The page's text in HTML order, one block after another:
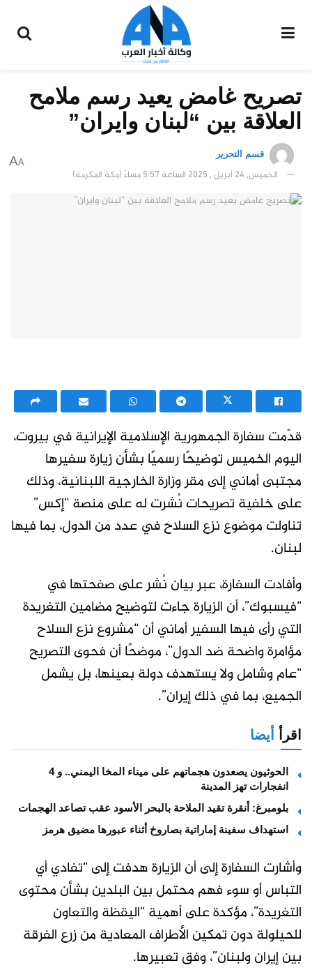
تصريح غامض يعيد رسم ملامح
العلاقة بين “لبنان وايران”
قسم التحرير
الخميس, 24 أبريل , 2025 الساعة 5:57 مساءً (مكة المكرمة)
A
A
قدّمت سفارة الجمهورية الإسلامية الإيرانية في بيروت،
اليوم الخميس توضيحًا رسميًا بشأن زيارة سفيرها
مجتبى أماني إلى مقر وزارة الخارجية اللبنانية، وذلك
على خلفية تصريحات نُشرت له على منصة “إكس”
تناولت موضوع نزع السلاح في عدد من الدول، بما فيها
لبنان.
وأفادت السفارة، عبر بيان نُشر على صفحتها في
“فيسبوك”، أن الزيارة جاءت لتوضيح مضامين التغريدة
التي رأى فيها السفير أماني أن “مشروع نزع السلاح
مؤامرة واضحة ضد الدول”، موضحًا أن فحوى التصريح
“عام وشامل ولا يستهدف دولة بعينها، بل يشمل
الجميع، بما في ذلك إيران”.
اقرأ أيضا
الحوثيون يصعدون هجماتهم على ميناء المخا اليمني.. و 4
انفجارات تهز المدينة
بلومبرغ: أنقرة تقيد الملاحة بالبحر الأسود عقب تصاعد الهجمات
استهداف سفينة إماراتية بصاروخ أثناء عبورها مضيق هرمز
وأشارت السفارة إلى أن الزيارة هدفت إلى “تفادي أي
التباس أو سوء فهم محتمل بين البلدين بشأن محتوى
التغريدة”، مؤكدة على أهمية “اليقظة والتعاون
للحيلولة دون تمكين الأطراف المعادية من زرع الفرقة
بين إيران ولبنان”، وفق تعبيرها.